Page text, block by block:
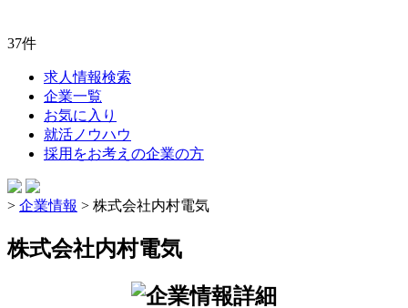
37件
求人情報検索
企業一覧
お気に入り
就活ノウハウ
採用をお考えの企業の方
> 企業情報 > 株式会社内村電気
株式会社内村電気